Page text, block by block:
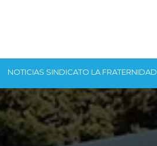
NOTICIAS SINDICATO LA FRATERNIDAD